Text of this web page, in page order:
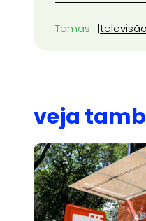
Temas televisão
veja